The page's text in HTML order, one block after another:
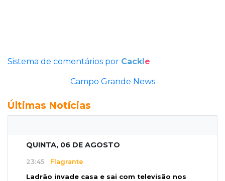
Sistema de comentários por Cackle
Campo Grande News
Últimas Notícias
QUINTA, 06 DE AGOSTO
23:45 Flagrante
Ladrão invade casa e sai com televisão nos